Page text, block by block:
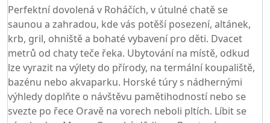
Perfektní dovolená v Roháčích, v útulné chatě se
saunou a zahradou, kde vás potěší posezení, altánek,
krb, gril, ohniště a bohaté vybavení pro děti. Dvacet
metrů od chaty teče řeka. Ubytování na místě, odkud
lze vyrazit na výlety do přírody, na termální koupaliště,
bazénu nebo akvaparku. Horské túry s nádhernými
výhledy doplňte o návštěvu pamětihodností nebo se
svezte po řece Oravě na vorech neboli pltích. Líbit se